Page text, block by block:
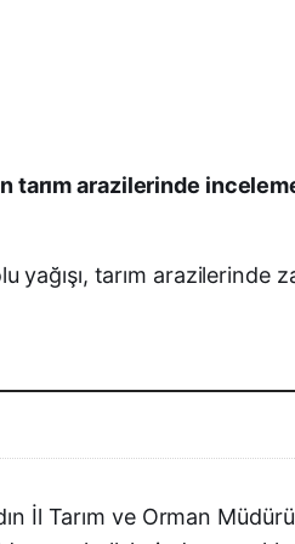
tarım arazilerinde
yağışı, tarım arazilerinde
İl Tarım ve Orman